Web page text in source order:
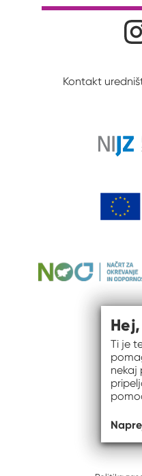
Družabna
Kontakt
ISSN
Ti je
nekaj